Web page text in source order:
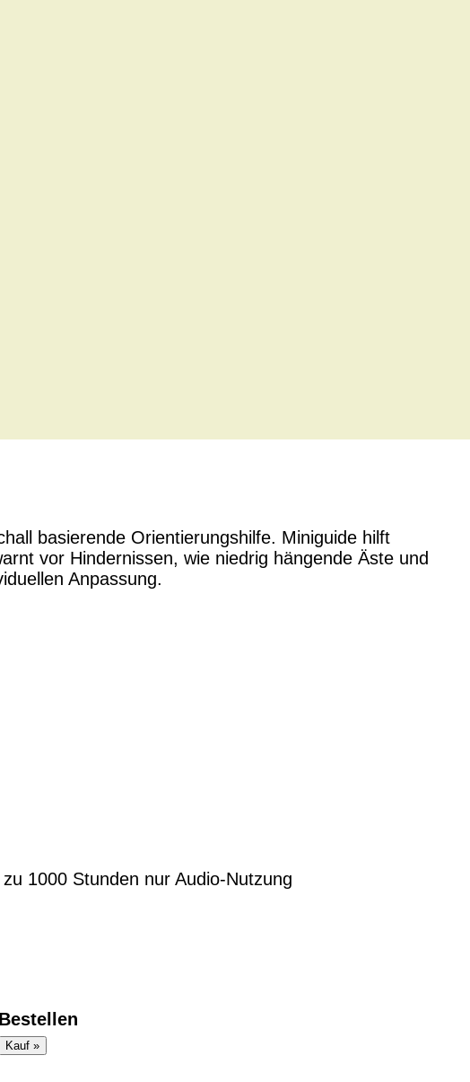
basierende Orientierungshilfe. Miniguide hilft
vor Hindernissen, wie niedrig hängende Äste und
Anpassung.
1000 Stunden nur Audio-Nutzung
Bestellen